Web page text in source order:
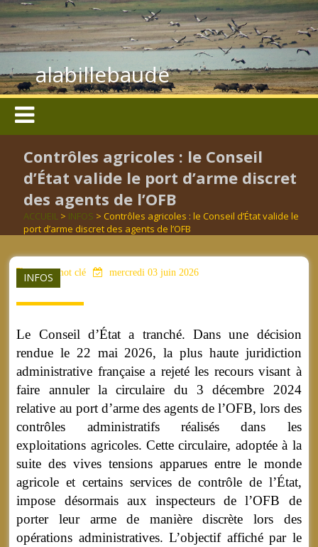
alabillebaude
Contrôles agricoles : le Conseil
d’État valide le port d’arme discret
des agents de l’OFB
ACCUEIL > INFOS > Contrôles agricoles : le Conseil d’État valide le
port d’arme discret des agents de l’OFB
INFOS
aucun mot clé mercredi 03 juin 2026
Le Conseil d’État a tranché. Dans une décision
rendue le 22 mai 2026, la plus haute juridiction
administrative française a rejeté les recours visant à
faire annuler la circulaire du 3 décembre 2024
relative au port d’arme des agents de l’OFB, lors des
contrôles administratifs réalisés dans les
exploitations agricoles. Cette circulaire, adoptée à la
suite des vives tensions apparues entre le monde
agricole et certains services de contrôle de l’État,
impose désormais aux inspecteurs de l’OFB de
porter leur arme de manière discrète lors des
opérations administratives. L’objectif affiché par le